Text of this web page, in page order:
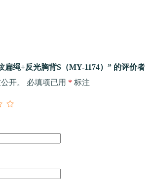
扁绳+反光胸背S（MY-1174）” 的评价者
开。
必填项已用 * 标注